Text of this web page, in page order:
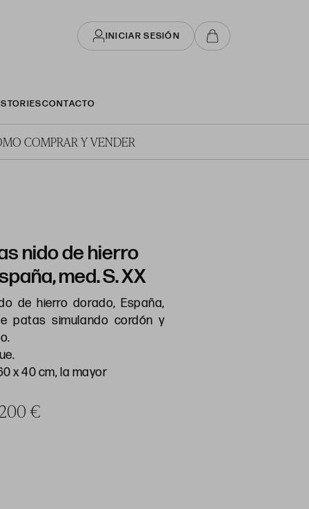
INICIAR SESIÓN
STORIESCONTACTO
COMPRAR Y VENDER
nido de hierro
med. S. XX
de hierro dorado, España,
patas simulando cordón y
x 40 cm, la mayor
€